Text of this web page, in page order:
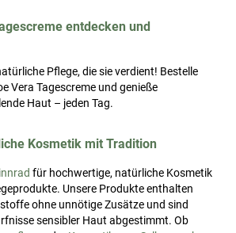
entdecken und
Pflege, die sie verdient! Bestelle
Vera Tagescreme und genieße
Haut – jeden Tag.
Kosmetik mit Tradition
für hochwertige, natürliche Kosmetik
Unsere Produkte enthalten
ohne unnötige Zusätze und sind
sensibler Haut abgestimmt. Ob